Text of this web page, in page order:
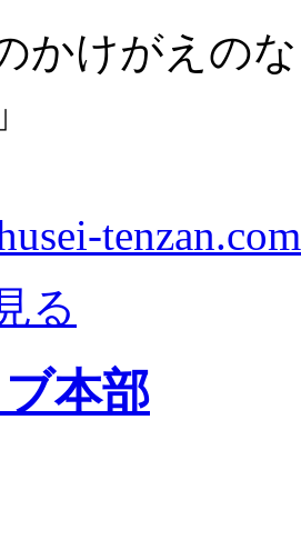
かけがえの
る
本部